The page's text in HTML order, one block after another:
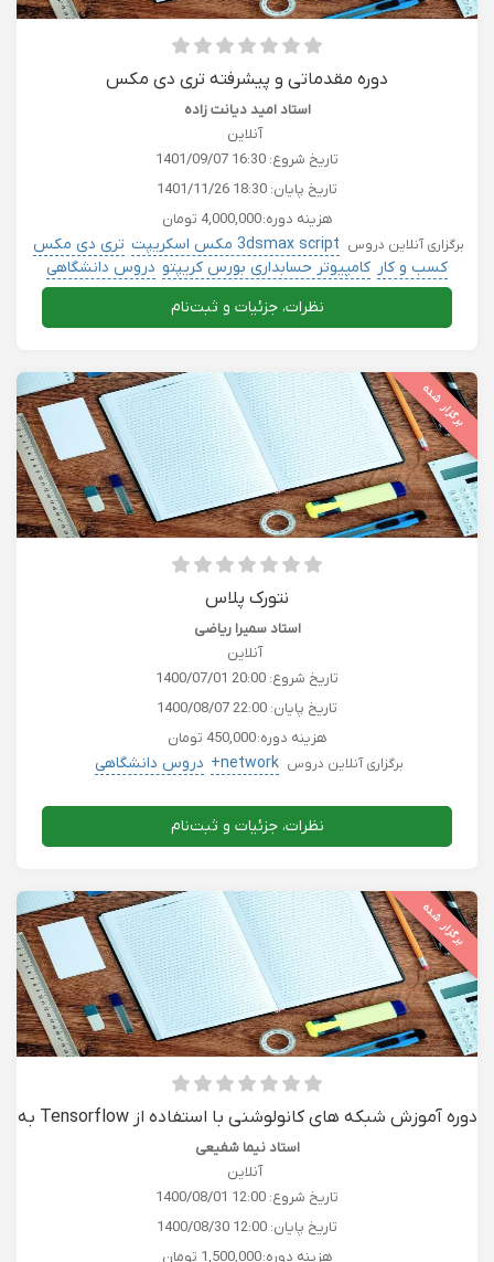
دوره مقدماتی و پیشرفته تری دی مکس
استاد امید دیانت زاده
آنلاین
تاریخ شروع: 1401/09/07 16:30
تاریخ پایان: 1401/11/26 18:30
هزینه دوره:4,000,000 تومان
برگزاری آنلاین دروس 3dsmax script مکس اسکریپت
تری دی مکس
کسب و کار کامپیوتر حسابداری بورس کریپتو دروس دانشگاهی
نظرات، جزئیات و ثبت‌نام
برگزار شده
نتورک پلاس
استاد سمیرا ریاضی
آنلاین
تاریخ شروع: 1400/07/01 20:00
تاریخ پایان: 1400/08/07 22:00
هزینه دوره:450,000 تومان
برگزاری آنلاین دروس network+ دروس دانشگاهی
نظرات، جزئیات و ثبت‌نام
برگزار شده
دوره آموزش شبکه های کانولوشنی با استفاده از Tensorflow به
همراه مدرک بین المللی
استاد نیما شفیعی
آنلاین
تاریخ شروع: 1400/08/01 12:00
تاریخ پایان: 1400/08/30 12:00
هزینه دوره:1,500,000 تومان